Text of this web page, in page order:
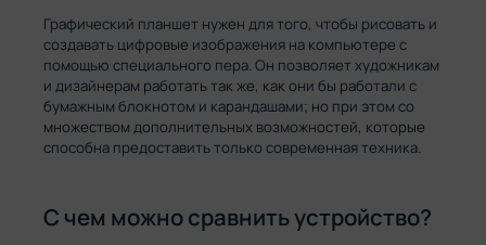
Графический планшет нужен для того, чтобы рисовать и
создавать цифровые изображения на компьютере с
помощью специального пера. Он позволяет художникам
и дизайнерам работать так же, как они бы работали с
бумажным блокнотом и карандашами; но при этом со
множеством дополнительных возможностей, которые
способна предоставить только современная техника.
С чем можно сравнить устройство?